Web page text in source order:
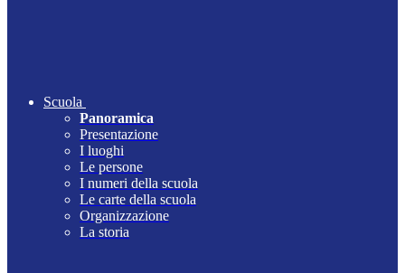
Scuola
Panoramica
Presentazione
I luoghi
Le persone
I numeri della scuola
Le carte della scuola
Organizzazione
La storia